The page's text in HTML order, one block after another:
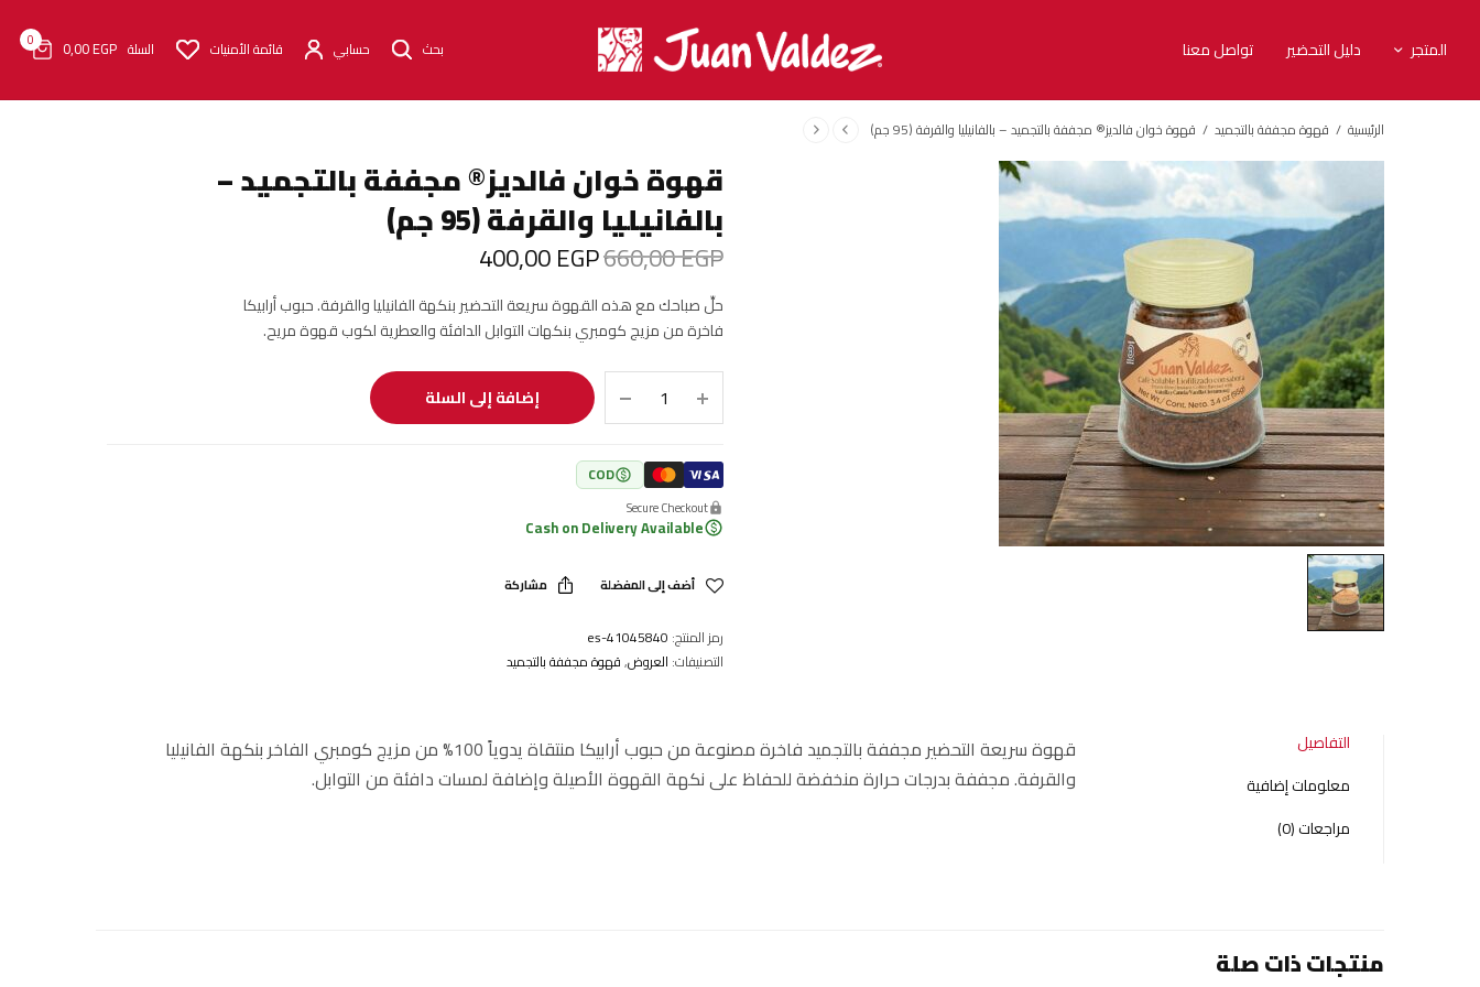
المتجر دليل التحضير تواصل معنا بحث حسابي قائمة الأمنيات السلة 0٫00EGP
0
الرئيسية / قهوة مجففة بالتجميد / قهوة خوان فالديز® مجففة بالتجميد – بالفانيليا والقرفة (95 جم)
قهوة خوان فالديز® مجففة بالتجميد –
بالفانيليا والقرفة (95 جم)
660٫00EGP
السعر الأصلي
660٫00 EGP.
400٫00EGP
400٫00 EGP.
حلِّ صباحك مع هذه القهوة سريعة التحضير بنكهة الفانيليا والقرفة. حبوب أرابيكا
فاخرة من مزيج كومبري بنكهات التوابل الدافئة والعطرية لكوب قهوة مريح.
إضافة إلى السلة
COD
Secure Checkout
Cash on Delivery Available
أضف إلى المفضلة مشاركة
رمز المنتج: 41045840-es
التصنيفات: العروض,قهوة مجففة بالتجميد
التفاصيل
معلومات إضافية
مراجعات (0)
قهوة سريعة التحضير مجففة بالتجميد فاخرة مصنوعة من حبوب أرابيكا منتقاة يدوياً 100% من مزيج كومبري الفاخر بنكهة الفانيليا
والقرفة. مجففة بدرجات حرارة منخفضة للحفاظ على نكهة القهوة الأصيلة وإضافة لمسات دافئة من التوابل.
منتجات ذات صلة